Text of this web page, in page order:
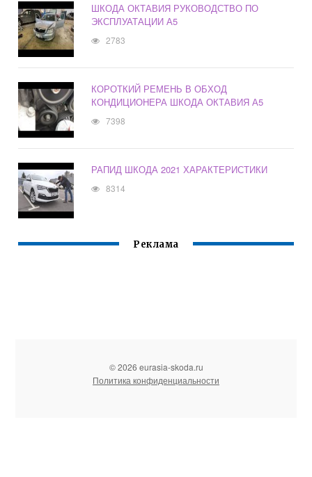
ШКОДА ОКТАВИЯ РУКОВОДСТВО ПО
ЭКСПЛУАТАЦИИ А5
2783
КОРОТКИЙ РЕМЕНЬ В ОБХОД
КОНДИЦИОНЕРА ШКОДА ОКТАВИЯ А5
7398
РАПИД ШКОДА 2021 ХАРАКТЕРИСТИКИ
8314
Реклама
© 2026 eurasia-skoda.ru
Политика конфиденциальности